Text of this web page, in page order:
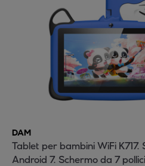
DAM
Tablet per bambini WiFi
Android 7. Schermo da 7